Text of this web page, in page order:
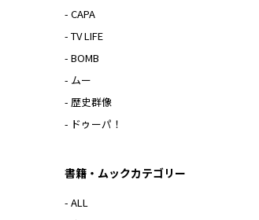
- CAPA
- TV LIFE
- BOMB
- ムー
- 歴史群像
- ドゥーパ！
書籍・ムックカテゴリー
- ALL